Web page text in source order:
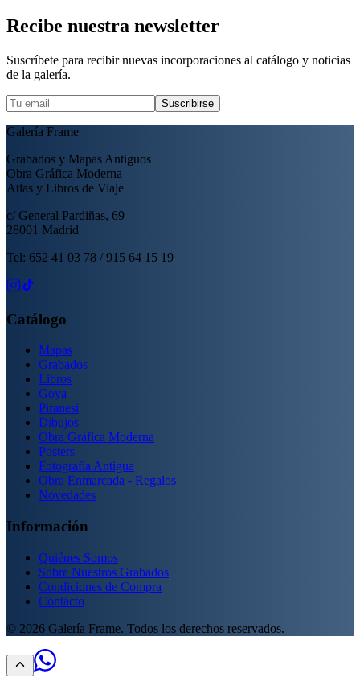
Recibe nuestra newsletter
Suscríbete para recibir nuevas incorporaciones al catálogo y noticias
de la galería.
Suscribirse
Galería Frame
Grabados y Mapas Antiguos
Obra Gráfica Moderna
Atlas y Libros de Viaje
c/ General Pardiñas, 69
28001 Madrid
Tel: 652 41 03 78 / 915 64 15 19
Catálogo
Mapas
Grabados
Libros
Goya
Piranesi
Dibujos
Obra Gráfica Moderna
Posters
Fotografía Antigua
Obra Enmarcada - Regalos
Novedades
Información
Quiénes Somos
Sobre Nuestros Grabados
Condiciones de Compra
Contacto
© 2026 Galería Frame. Todos los derechos reservados.